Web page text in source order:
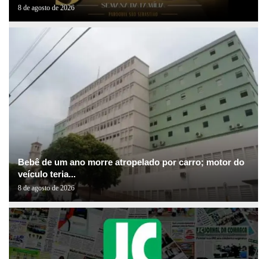
8 de agosto de 2026
Bebê de um ano morre atropelado por carro; motor do
veículo teria...
8 de agosto de 2026